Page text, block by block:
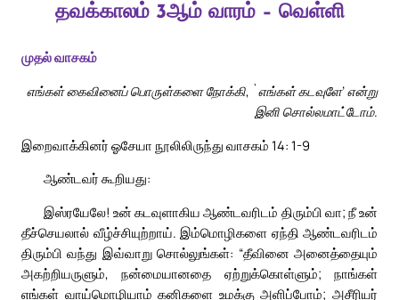
தவக்காலம் 3ஆம் வாரம் – வெள்ளி
முதல் வாசகம்
எங்கள் கைவினைப் பொருள்களை நோக்கி, `எங்கள் கடவுளே’ என்று
இனி சொல்லமாட்டோம்.
இறைவாக்கினர் ஓசேயா நூலிலிருந்து வாசகம் 14: 1-9
ஆண்டவர் கூறியது:
இஸ்ரயேலே! உன் கடவுளாகிய ஆண்டவரிடம் திரும்பி வா; நீ உன்
தீச்செயலால் வீழ்ச்சியுற்றாய். இம்மொழிகளை ஏந்தி ஆண்டவரிடம்
திரும்பி வந்து இவ்வாறு சொல்லுங்கள்: “தீவினை அனைத்தையும்
அகற்றியருளும், நன்மையானதை ஏற்றுக்கொள்ளும்; நாங்கள்
எங்கள் வாய்மொழியாம் கனிகளை உமக்கு அளிப்போம்; அசீரியர்